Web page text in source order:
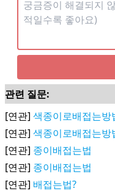
관련 질문:
[연관] 색종이로배접는방
[연관] 색종이로배접는방
[연관] 종이배접는법
[연관] 종이배접는법
[연관] 배접는법?